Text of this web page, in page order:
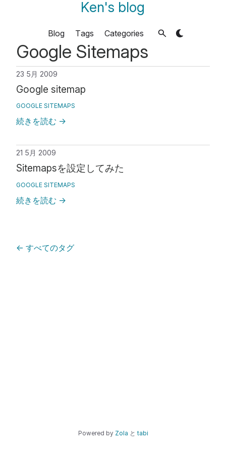
Ken's blog
Blog Tags Categories
Google Sitemaps
23 5月 2009
Google sitemap
GOOGLE SITEMAPS
続きを読む →
21 5月 2009
Sitemapsを設定してみた
GOOGLE SITEMAPS
続きを読む →
← すべてのタグ
Powered by Zola と tabi